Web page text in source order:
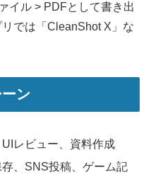
イル > PDFとして書き出
では「CleanShot X」な
ン
レビュー、資料作成
、SNS投稿、ゲーム記